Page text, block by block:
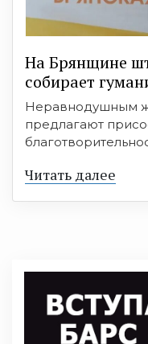
На Брянщине
собирает
Неравнодушным
предлагают
Читать далее